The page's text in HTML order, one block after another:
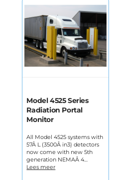
Model 4525 Series
Radiation Portal
Monitor
All Model 4525 systems with
57Â L (3500Â in3) detectors
now come with new 5th
generation NEMAÂ 4…
Lees meer